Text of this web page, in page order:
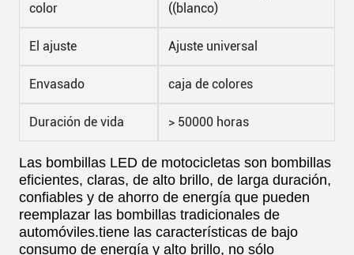
color
((blanco)
El ajuste Ajuste universal
Envasado caja de colores
Duración de vida > 50000 horas
Las bombillas LED de motocicletas son bombillas
eficientes, claras, de alto brillo, de larga duración,
confiables y de ahorro de energía que pueden
reemplazar las bombillas tradicionales de
automóviles.tiene las características de bajo
consumo de energía y alto brillo, no sólo